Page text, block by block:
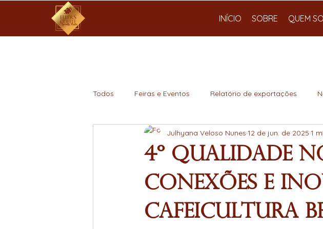
INÍCIO SOBRE QUEM
Todos Feiras e Eventos Relatório de exportações
4º Qualidade
conexões e
cafeicultura
Julhyana Veloso Nunes 12 de jun. de 2025 1